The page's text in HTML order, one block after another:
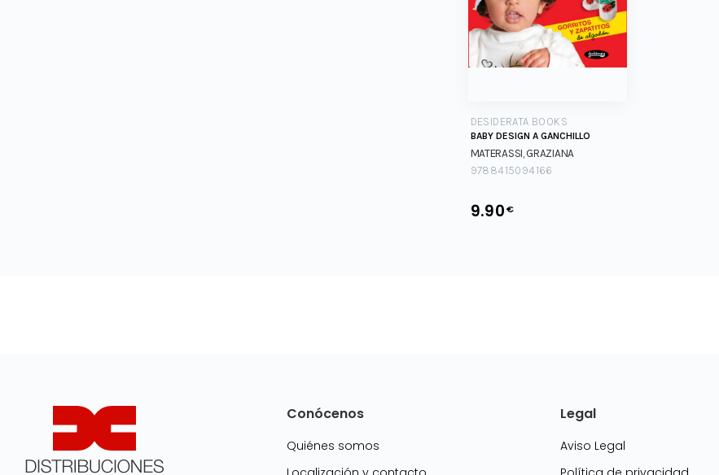
DESIDERATA BOOKS
BABY DESIGN A GANCHILLO
MATERASSI, GRAZIANA
9788415094166
9.90 €
Conócenos
Quiénes somos
Legal
Aviso Legal